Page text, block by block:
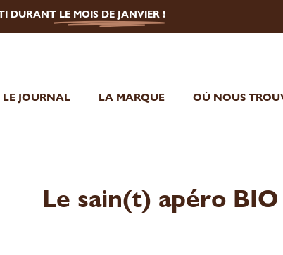
DURANT LE MOIS DE JANVIER !
LE JOURNAL LA MARQUE OÙ NOUS
Le sain(t) apéro BIO